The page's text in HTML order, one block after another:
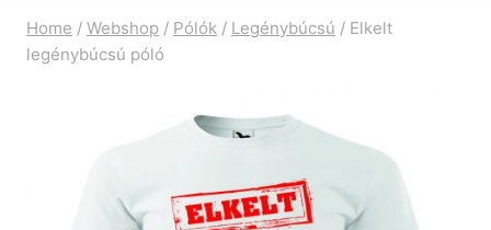
Home / Webshop / Pólók / Legénybúcsú / Elkelt
legénybúcsú póló